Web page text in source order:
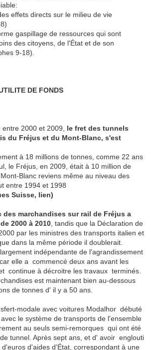
effets directs sur le milieu de vie
gaspillage de ressources qui sont
des citoyens, de l'État et de son
9-18).
DE FONDS
2000 et 2009,
le fret des tunnels
du Fréjus et du Mont-Blanc, s'est
à 18 millions de tonnes, comme 22 ans
le Fréjus, en 2009, était à 10 million de
Blanc reviens même au niveau des
entre 1994 et 1998
Suisse, lien)
des marchandises sur rail de Fréjus a
2000 à 2010 , tandis que la Déclaration de
par les ministres des transports italien et
dans la même période il doublerait.
indépendante de l'agrandissement
elle a commencé deux ans avant les
continue à décroitre les travaux terminés.
est maintenant bien au-dessous
de tonnes d' il y a 50 ans.
modale avec voitures Modalhor débuté
le système de transports de l'ensemble
au seuls semi-remorques qui ont été
tunnel. Après sept ans, et d' avoir englouti
d'euros d'aides d'État, correspondant à une